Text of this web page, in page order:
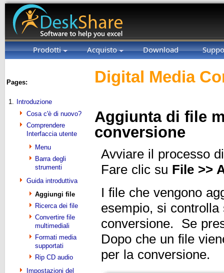
Prodotti Acquisto Download
Pages:
1.
Introduzione
Cosa c'è di nuovo?
Comprendere
Interfaccia utente
Menu
Barra degli
strumenti
Guida introduttiva
Aggiungi file
Ricerca dei file
Convertire file
multimediali
Formati media
supportati
Rip CD audio
Impostazioni del
Digital Media
Aggiunta di file
conversione
Avviare il processo
Fare clic su File >>
I file che vengono
esempio, si
conversione. Se
Dopo che un file
per la conversione.